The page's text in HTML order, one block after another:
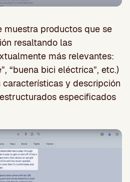
muestra productos que se
resaltando las
más relevantes:
“buena bici eléctrica”, etc.)
y descripción
especificados